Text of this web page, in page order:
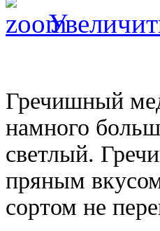
Гречишный
намного
светлый.
пряным
сортом не